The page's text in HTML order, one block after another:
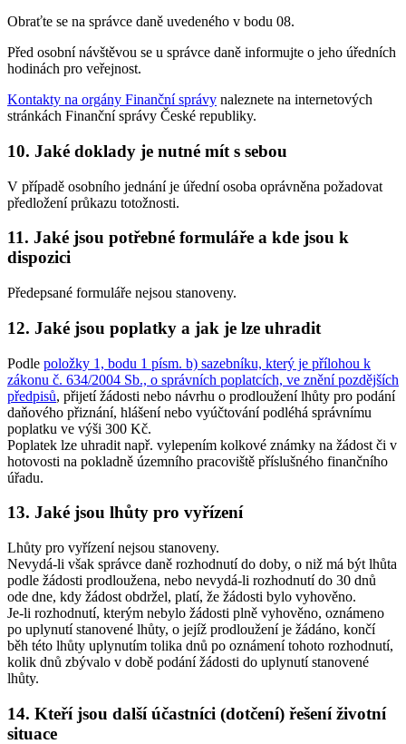
Obraťte se na správce daně uvedeného v bodu 08.
Před osobní návštěvou se u správce daně informujte o jeho úředních
hodinách pro veřejnost.
Kontakty na orgány Finanční správy naleznete na internetových
stránkách Finanční správy České republiky.
10. Jaké doklady je nutné mít s sebou
V případě osobního jednání je úřední osoba oprávněna požadovat
předložení průkazu totožnosti.
11. Jaké jsou potřebné formuláře a kde jsou k
dispozici
Předepsané formuláře nejsou stanoveny.
12. Jaké jsou poplatky a jak je lze uhradit
Podle položky 1, bodu 1 písm. b) sazebníku, který je přílohou k
zákonu č. 634/2004 Sb., o správních poplatcích, ve znění pozdějších
předpisů, přijetí žádosti nebo návrhu o prodloužení lhůty pro podání
daňového přiznání, hlášení nebo vyúčtování podléhá správnímu
poplatku ve výši 300 Kč.
Poplatek lze uhradit např. vylepením kolkové známky na žádost či v
hotovosti na pokladně územního pracoviště příslušného finančního
úřadu.
13. Jaké jsou lhůty pro vyřízení
Lhůty pro vyřízení nejsou stanoveny.
Nevydá-li však správce daně rozhodnutí do doby, o niž má být lhůta
podle žádosti prodloužena, nebo nevydá-li rozhodnutí do 30 dnů
ode dne, kdy žádost obdržel, platí, že žádosti bylo vyhověno.
Je-li rozhodnutí, kterým nebylo žádosti plně vyhověno, oznámeno
po uplynutí stanovené lhůty, o jejíž prodloužení je žádáno, končí
běh této lhůty uplynutím tolika dnů po oznámení tohoto rozhodnutí,
kolik dnů zbývalo v době podání žádosti do uplynutí stanovené
lhůty.
14. Kteří jsou další účastníci (dotčení) řešení životní
situace